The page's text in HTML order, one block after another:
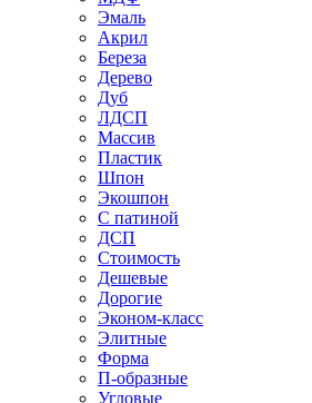
Эмаль
Акрил
Береза
Дерево
Дуб
ЛДСП
Массив
Пластик
Шпон
Экошпон
С патиной
ДСП
Стоимость
Дешевые
Дорогие
Эконом-класс
Элитные
Форма
П-образные
Угловые